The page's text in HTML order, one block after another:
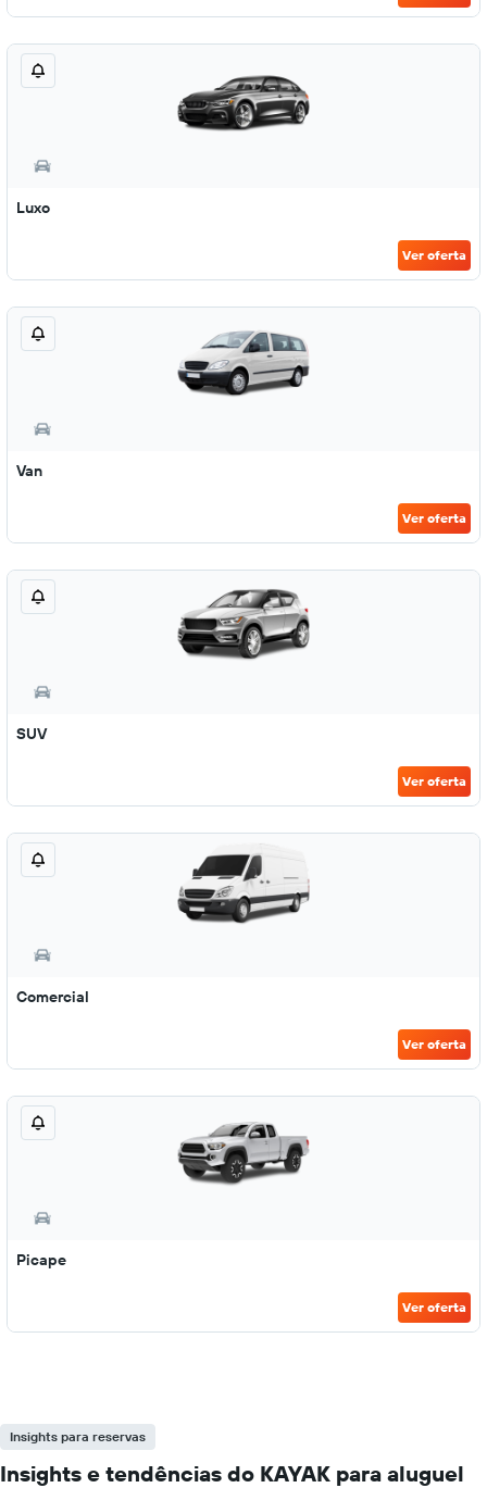
Luxo
Ver oferta
Van
Ver oferta
SUV
Ver oferta
Comercial
Ver oferta
Picape
Ver oferta
Insights para reservas
Insights e tendências do KAYAK para aluguel